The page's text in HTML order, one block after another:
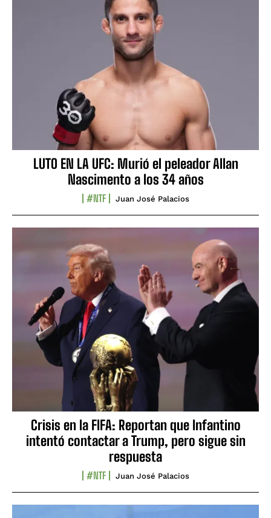
LUTO EN LA UFC: Murió el peleador Allan
Nascimento a los 34 años
#NTF Juan José Palacios
Crisis en la FIFA: Reportan que Infantino
intentó contactar a Trump, pero sigue sin
respuesta
#NTF Juan José Palacios